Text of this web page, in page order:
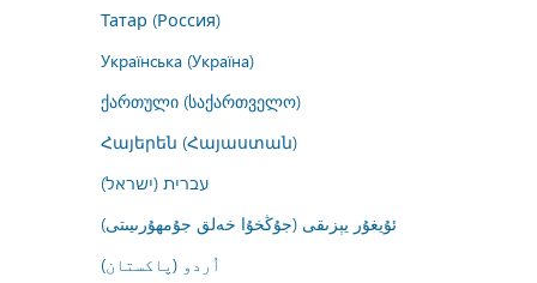
Татар (Россия)
Українська (Україна)
ქართული (საქართველო)
Հայերեն (Հայաստան)
עברית (ישראל)
ئۇيغۇر يېزىقى (جۇڭخۇا خەلق جۇمھۇرىيىتى)
اُردو (پاکستان)